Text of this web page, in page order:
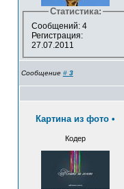
Статистика:
Сообщений: 4
Регистрация:
27.07.2011
Сообщение # 3
Картина из фото •
Кодер